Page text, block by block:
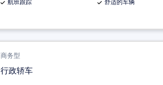
航班跟踪 舒适的车辆
商务型
行政轿车